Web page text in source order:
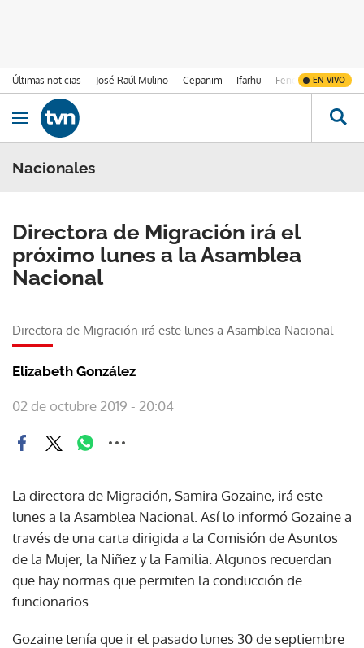
Últimas noticias José Raúl Mulino Cepanim Ifarhu Fenómeno de El
EN VIVO
Ir al contenido
Obrir navegació
Nacionales
Directora de Migración irá el
próximo lunes a la Asamblea
Nacional
Directora de Migración irá este lunes a Asamblea Nacional
Elizabeth González
02 de octubre 2019 - 20:04
La directora de Migración, Samira Gozaine, irá este
lunes a la Asamblea Nacional. Así lo informó Gozaine a
través de una carta dirigida a la Comisión de Asuntos
de la Mujer, la Niñez y la Familia. Algunos recuerdan
que hay normas que permiten la conducción de
funcionarios.
Gozaine tenía que ir el pasado lunes 30 de septiembre